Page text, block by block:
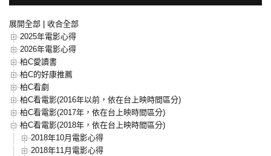
展開全部
收合全部
2025年電影心得
2026年電影心得
柏C愛讀書
柏C的好康推薦
柏C看劇
柏C看電影(2016年以前，依在台上映時間區分)
柏C看電影(2017年，依在台上映時間區分)
柏C看電影(2018年，依在台上映時間區分)
2018年10月電影心得
2018年11月電影心得